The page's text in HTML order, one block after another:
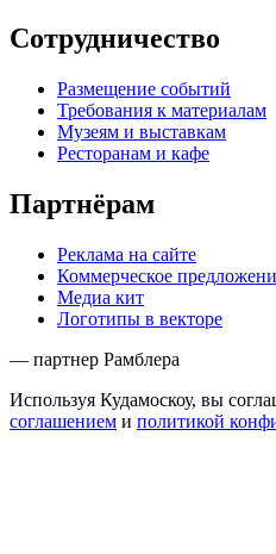
Сотрудничество
Размещение событий
Требования к материалам
Музеям и выставкам
Ресторанам и кафе
Партнёрам
Реклама на сайте
Коммерческое
Медиа кит
Логотипы в векторе
— партнер Рамблера
Используя Кудамоскоу, вы
соглашением и политикой